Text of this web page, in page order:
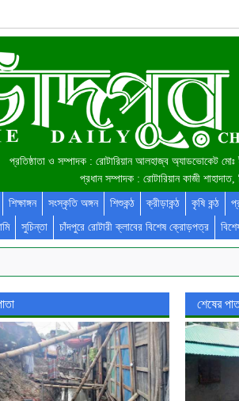
প্রতিষ্ঠাতা ও সম্পাদক : রোটারিয়ান আলহাজ্ব অ্যাডভোকেট
প্রধান সম্পাদক : রোটারিয়ান কাজী
শিক্ষাঙ্গন সংস্কৃতি অঙ্গন শিশুকন্ঠ ক্রীড়াকন্ঠ কৃষি কন্ঠ
সুচিন্তা চাঁদপুরে রোটারী ক্লাবের বিশেষ ক্রোড়পত্র
শেষের